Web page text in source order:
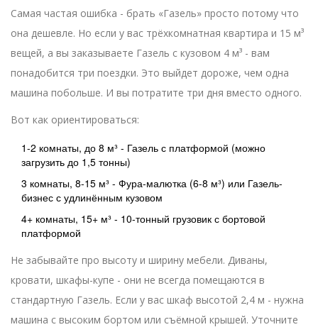
Самая частая ошибка - брать «Газель» просто потому что
она дешевле. Но если у вас трёхкомнатная квартира и 15 м³
вещей, а вы заказываете Газель с кузовом 4 м³ - вам
понадобится три поездки. Это выйдет дороже, чем одна
машина побольше. И вы потратите три дня вместо одного.
Вот как ориентироваться:
1-2 комнаты, до 8 м³ - Газель с платформой (можно
загрузить до 1,5 тонны)
3 комнаты, 8-15 м³ - Фура-малютка (6-8 м³) или Газель-
бизнес с удлинённым кузовом
4+ комнаты, 15+ м³ - 10-тонный грузовик с бортовой
платформой
Не забывайте про высоту и ширину мебели. Диваны,
кровати, шкафы-купе - они не всегда помещаются в
стандартную Газель. Если у вас шкаф высотой 2,4 м - нужна
машина с высоким бортом или съёмной крышей. Уточните